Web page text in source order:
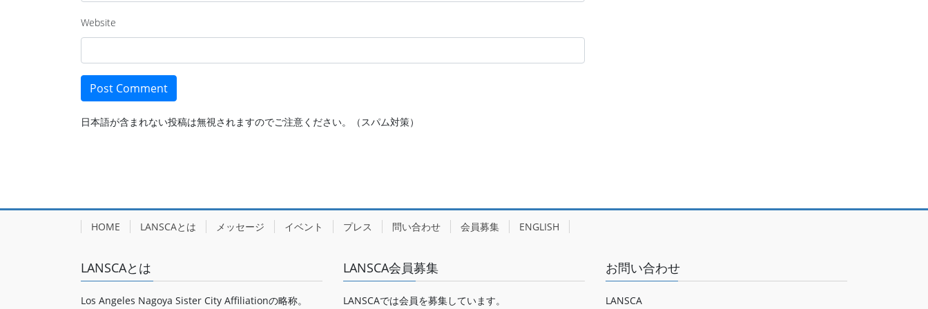
Website
日本語が含まれない投稿は無視されますのでご注意ください。（スパム対策）
HOME LANSCAとは メッセージ イベント プレス 問い合わせ 会員募集 ENGLISH
LANSCAとは
Los Angeles Nagoya Sister City Affiliationの略称。
LANSCA会員募集
LANSCAでは会員を募集しています。
お問い合わせ
LANSCA